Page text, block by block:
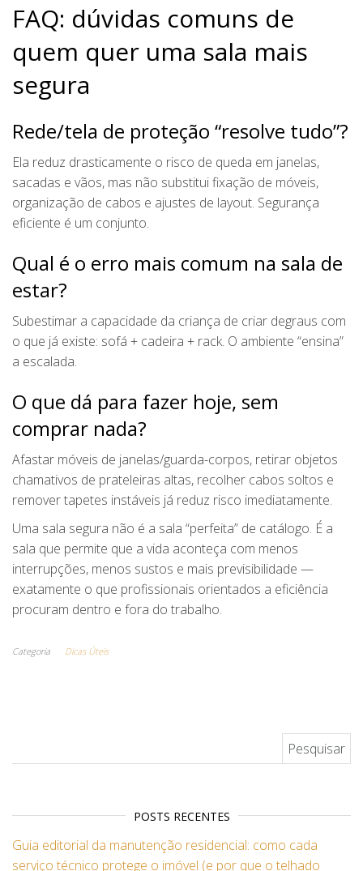
FAQ: dúvidas comuns de
quem quer uma sala mais
segura
Rede/tela de proteção “resolve tudo”?
Ela reduz drasticamente o risco de queda em janelas,
sacadas e vãos, mas não substitui fixação de móveis,
organização de cabos e ajustes de layout. Segurança
eficiente é um conjunto.
Qual é o erro mais comum na sala de
estar?
Subestimar a capacidade da criança de criar degraus com
o que já existe: sofá + cadeira + rack. O ambiente “ensina”
a escalada.
O que dá para fazer hoje, sem
comprar nada?
Afastar móveis de janelas/guarda-corpos, retirar objetos
chamativos de prateleiras altas, recolher cabos soltos e
remover tapetes instáveis já reduz risco imediatamente.
Uma sala segura não é a sala “perfeita” de catálogo. É a
sala que permite que a vida aconteça com menos
interrupções, menos sustos e mais previsibilidade —
exatamente o que profissionais orientados a eficiência
procuram dentro e fora do trabalho.
Categoria Dicas Úteis
POSTS RECENTES
Guia editorial da manutenção residencial: como cada
serviço técnico protege o imóvel (e por que o telhado